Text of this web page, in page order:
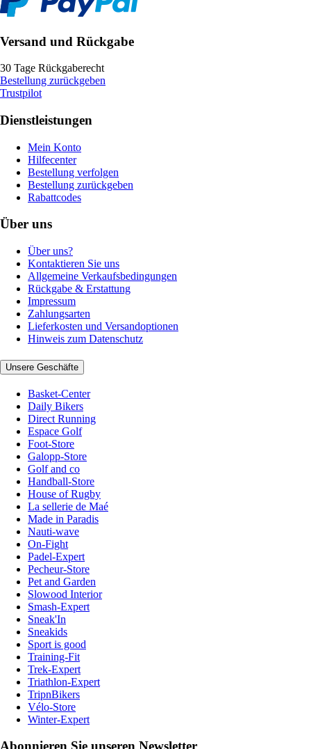
Versand und Rückgabe
30 Tage Rückgaberecht
Bestellung zurückgeben
Trustpilot
Dienstleistungen
Mein Konto
Hilfecenter
Bestellung verfolgen
Bestellung zurückgeben
Rabattcodes
Über uns
Über uns?
Kontaktieren Sie uns
Allgemeine Verkaufsbedingungen
Rückgabe & Erstattung
Impressum
Zahlungsarten
Lieferkosten und Versandoptionen
Hinweis zum Datenschutz
Unsere Geschäfte
Basket-Center
Daily Bikers
Direct Running
Espace Golf
Foot-Store
Galopp-Store
Golf and co
Handball-Store
House of Rugby
La sellerie de Maé
Made in Paradis
Nauti-wave
On-Fight
Padel-Expert
Pecheur-Store
Pet and Garden
Slowood Interior
Smash-Expert
Sneak'In
Sneakids
Sport is good
Training-Fit
Trek-Expert
Triathlon-Expert
TripnBikers
Vélo-Store
Winter-Expert
Abonnieren Sie unseren Newsletter